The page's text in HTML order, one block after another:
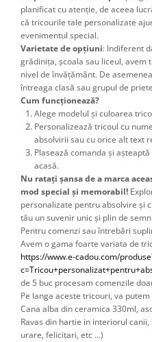
planificat cu atenție, de aceea
că tricourile tale personalizate
evenimentul special.
Varietate de opțiuni: Indiferent
grădinița, școala sau liceul,
nivel de învățământ. De
întreaga clasă sau grupul de
Cum funcționează?
Alege modelul și culoarea
Personalizează tricoul cu
absolvirii sau cu orice alt text
Plasează comanda și
acasă.
Nu ratați șansa de a marca
mod special și memorabil!
personalizate pentru absolvire și
tău un suvenir unic și plin de
Pentru comenzi sau întrebări
https://www.e-cadou.com/
de 5 buc procesam comenzile
Pe langa aceste tricouri, va
Cana alba din ceramica 330ml,
Ravas din hartie in interiorul
urare, felicitari, etc ...)